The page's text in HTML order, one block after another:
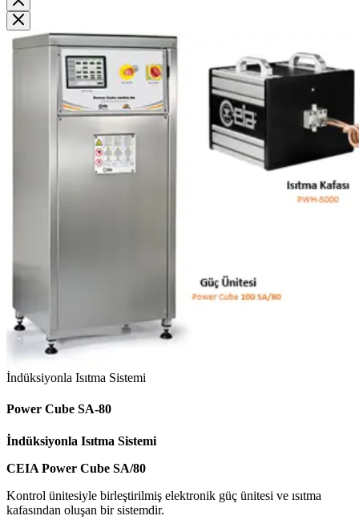
İndüksiyonla Isıtma Sistemi
Power Cube SA-80
İndüksiyonla Isıtma Sistemi
CEIA Power Cube SA/80
Kontrol ünitesiyle birleştirilmiş elektronik güç ünitesi ve ısıtma
kafasından oluşan bir sistemdir.